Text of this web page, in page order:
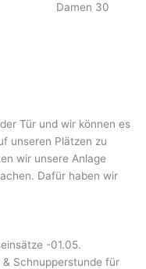
Damen 30
Tür und wir können es
unseren Plätzen zu
wir unsere Anlage
Dafür haben wir
-01.05.
Schnupperstunde für